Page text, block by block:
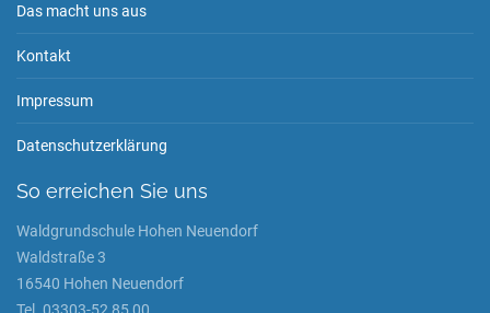
Das macht uns aus
Kontakt
Impressum
Datenschutzerklärung
So erreichen Sie uns
Waldgrundschule Hohen Neuendorf
Waldstraße 3
16540 Hohen Neuendorf